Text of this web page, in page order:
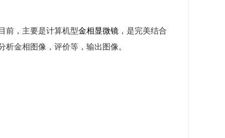
前，主要是计算机型金相显微镜 ，是完美结合
金相图像，评价等，输出图像。